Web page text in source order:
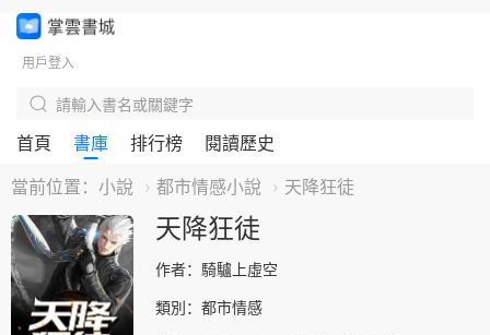
用戶登入
首頁 書庫 排行榜
閱讀歷史
當前位置： 小說 都市情感小說 天降狂徒
天降狂徒
作者：騎驢上虛空
類別：都市情感